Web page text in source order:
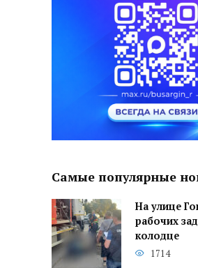
Самые популярные
На улице
рабочих
колодце
1714